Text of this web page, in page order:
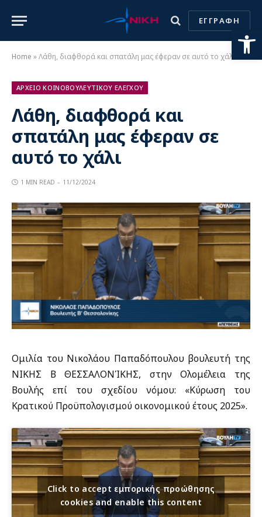
ΕΓΓΡΑΦΗ
Home »Λάθη, διαφθορά και σπατάλη μας έφεραν σε αυτό το χάλι
ΑΡΧΕΙΟ ΚΟΙΝΟΒΟΥΛΕΥΤΙΚΟΥ ΕΛΕΓΧΟΥ
Λάθη, διαφθορά και
σπατάλη μας έφεραν σε
αυτό το χάλι
1 MIN READ 11/12/2024
Ομιλία του Νικολάου Παπαδόπουλου βουλευτή της
ΝΙΚΗΣ Β ΘΕΣΣΑΛΟΝΊΚΗΣ, στην Ολομέλεια της
Βουλής επί του σχεδίου νόμου: «Κύρωση του
Κρατικού Προϋπολογισμού οικονομικού έτους 2025».
Click to accept εμπορικής προώθησης
cookies and enable this content